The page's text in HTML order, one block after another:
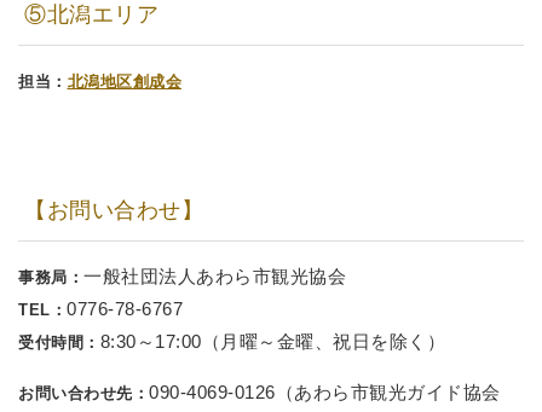
⑤北潟エリア
担当： 北潟地区創成会
【お問い合わせ】
事務局： 一般社団法人あわら市観光協会
TEL： 0776-78-6767
受付時間： 8:30～17:00（月曜～金曜、祝日を除く）
お問い合わせ先： 090-4069-0126（あわら市観光ガイド協会